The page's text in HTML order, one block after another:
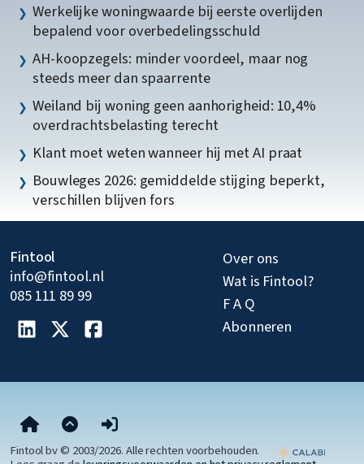
Werkelijke woningwaarde bij eerste overlijden
bepalend voor overbedelingsschuld
AH-koopzegels: minder voordeel, maar nog
steeds meer dan spaarrente
Weiland bij woning geen aanhorigheid: 10,4%
overdrachtsbelasting terecht
Klant moet weten wanneer hij met AI praat
Bouwleges 2026: gemiddelde stijging beperkt,
verschillen blijven fors
Fintool
info@fintool.nl
085 111 89 99
Over ons
Wat is Fintool?
F A Q
Abonneren
Fintool bv © 2003/2026. Alle rechten voorbehouden.